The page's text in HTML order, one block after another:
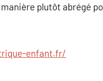
plutôt abrégé
enfant.fr/